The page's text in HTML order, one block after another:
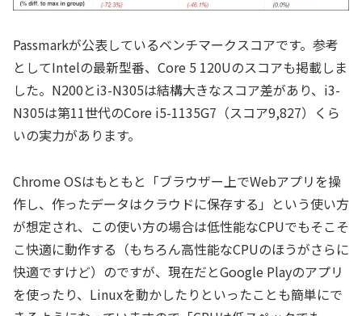
Passmarkが公表しているベンチマークスコアです。参考
としてIntelの最新型番、Core 5 120Uのスコアも掲載しま
した。N200とi3-N305は結構大きなスコア差があり、i3-
N305は第11世代のCore i5-1135G7（スコア9,827）くら
いの実力があります。
Chrome OSはもともと「ブラウザー上でWebアプリを操
作し、作ったデータはクラウドに保存する」という使い方
が想定され、この使い方の場合は低性能なCPUでもそこそ
こ快適に動作する（もちろん高性能なCPUのほうがさらに
快適ですけど）のですが、現在だとGoogle Playのアプリ
を使ったり、Linuxを動かしたりといったことも簡単にで